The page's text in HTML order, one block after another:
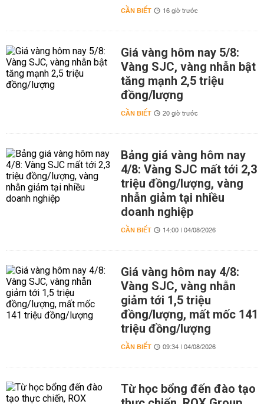
CẦN BIẾT 16 giờ trước
Giá vàng hôm nay 5/8:
Vàng SJC, vàng nhẫn bật
tăng mạnh 2,5 triệu
đồng/lượng
CẦN BIẾT 20 giờ trước
Bảng giá vàng hôm nay
4/8: Vàng SJC mất tới 2,3
triệu đồng/lượng, vàng
nhẫn giảm tại nhiều
doanh nghiệp
CẦN BIẾT 14:00 | 04/08/2026
Giá vàng hôm nay 4/8:
Vàng SJC, vàng nhẫn
giảm tới 1,5 triệu
đồng/lượng, mất mốc 141
triệu đồng/lượng
CẦN BIẾT 09:34 | 04/08/2026
Từ học bổng đến đào tạo